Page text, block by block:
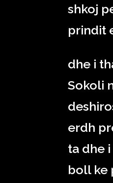
shkoj
prindit
dhe i
Sokoli
erdh
ta dhe
boll ke